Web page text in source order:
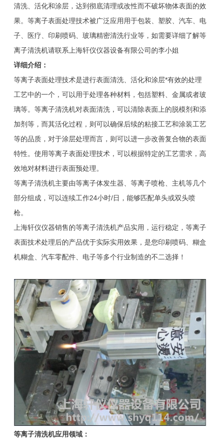
清洗、活化和涂层，达到彻底清理或改性而不破坏物体表面的效
果。等离子表面处理技术被广泛应用用于包装、塑胶、汽车、电
子、医疗、印刷喷码、玻璃精密清洗行业等，如需要详细了解等
离子清洗机请联系上海轩仪仪器设备有限公司的李小姐
详细介绍：
等离子表面处理技术是进行表面清洗、活化和涂层*有效的处理
工艺中的一个，可以用于处理各种材料，包括塑料、金属或者玻
璃等。等离子清洗机对表面清洗，可以清除表面上的脱模剂和添
加剂等，而其活化过程，则可以确保后续的粘接工艺和涂装工艺
等的品质，对于涂层处理而言，则可以进一步改善复合物的表面
特性。使用等离子表面处理技术，可以根据特定的工艺需求，高
效地对材料进行表面预处理。
等离子清洗机主要由等离子体发生器、等离子喷枪、主机等几个
部分组成，可以连续工作24小时/日，能够匹配单头或双头喷
枪。
上海轩仪仪器销售的等离子清洗机产品实用，运行稳定，等离子
表面技术处理后的产品优于实际实用效果，是您印刷喷码、糊盒
机糊盒、汽车零配件、电子等多个行业制造的不二选择！
等离子清洗机应用领域：